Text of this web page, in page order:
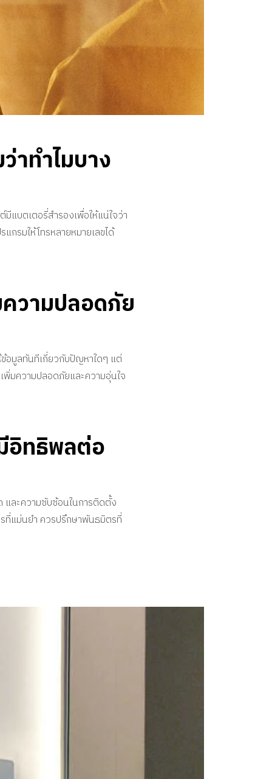
ทำไมบาง
แบตเตอรี่สำรองเพื่อให้แน่ใจว่า
รมให้โทรหลายหมายเลขได้
วามปลอดภัย
อมูลทันทีเกี่ยวกับปัญหาใดๆ แต่
พิ่มความปลอดภัยและความอุ่นใจ
อิทธิพลต่อ
และความซับซ้อนในการติดตั้ง
ที่แม่นยำ ควรปรึกษาพันธมิตรที่